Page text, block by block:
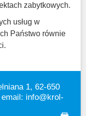
zabytkowych.
usług w
Państwo równie
1, 62-650
info@krol-
drukuj